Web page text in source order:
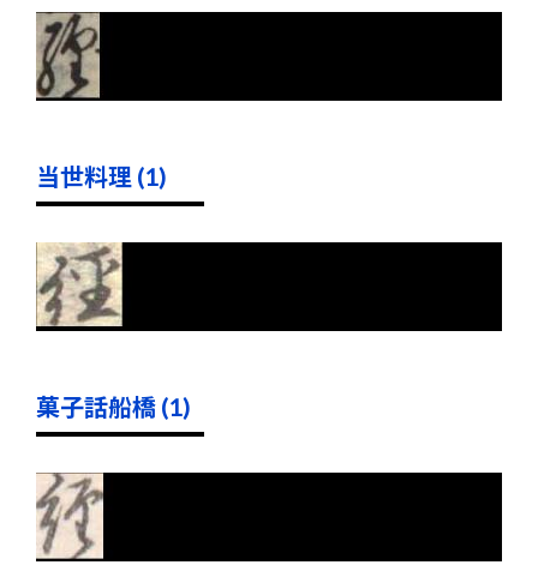
当世料理 (1)
菓子話船橋 (1)